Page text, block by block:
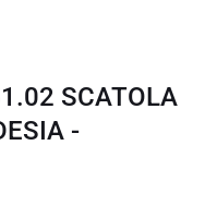
SCATOLA
-